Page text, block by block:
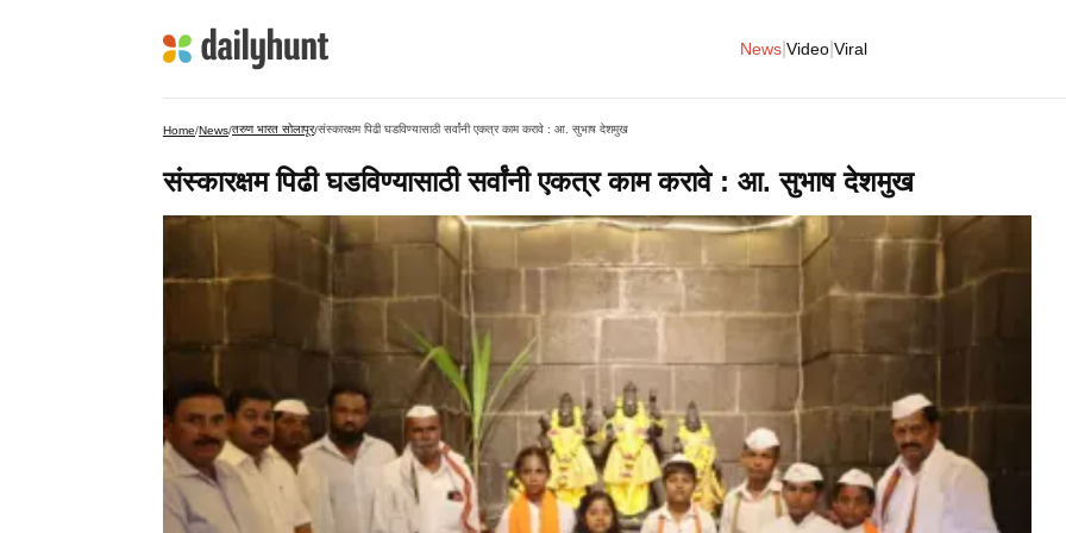
News Video Viral
Home/News/तरुण भारत सोलापूर/संस्कारक्षम पिढी घडविण्यासाठी सर्वांनी एकत्र काम करावे : आ. सुभाष देशमुख
संस्कारक्षम पिढी घडविण्यासाठी सर्वांनी एकत्र काम करावे : आ. सुभाष देशमुख